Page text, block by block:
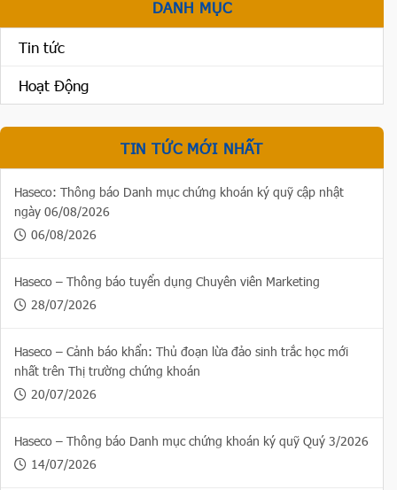
DANH MỤC
Tin tức
Hoạt Động
TIN TỨC MỚI NHẤT
Haseco: Thông báo Danh mục chứng khoán ký quỹ cập nhật
ngày 06/08/2026
06/08/2026
Haseco – Thông báo tuyển dụng Chuyên viên Marketing
28/07/2026
Haseco – Cảnh báo khẩn: Thủ đoạn lừa đảo sinh trắc học mới
nhất trên Thị trường chứng khoán
20/07/2026
Haseco – Thông báo Danh mục chứng khoán ký quỹ Quý 3/2026
14/07/2026